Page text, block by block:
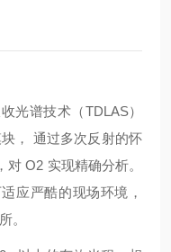
光谱技术（TDLAS）
，
通过多次反射的怀
对 O2 实现精确分析。
应严酷的现场环境，
。